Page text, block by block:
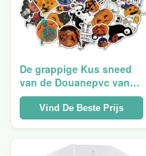
De grappige Kus sneed
van de Douanepvc van
het Stickerblad
Zelfklevende Vorm
Verwijderde de
Vind De Beste Prijs